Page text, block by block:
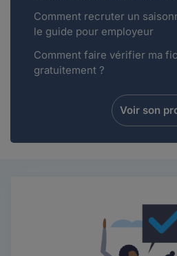
Comment recruter un
le guide pour employeur
Comment faire vérifier ma
gratuitement ?
Voir son